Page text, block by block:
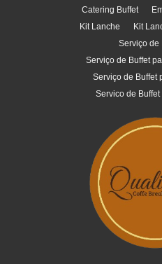
Catering Buffet
Kit Lanche
Kit
Serviço de
Serviço de Buffet
Serviço de Buffet
Servico de